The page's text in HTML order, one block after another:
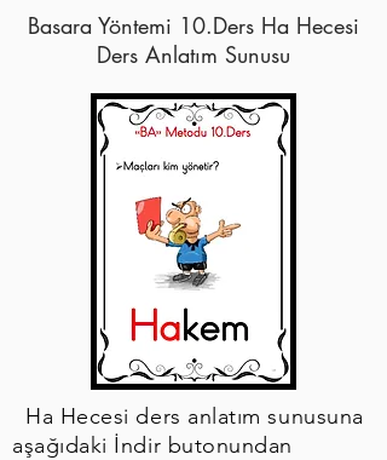
Basara Yöntemi 10.Ders Ha Hecesi
Ders Anlatım Sunusu
Ha Hecesi ders anlatım sunusuna
aşağıdaki İndir butonundan